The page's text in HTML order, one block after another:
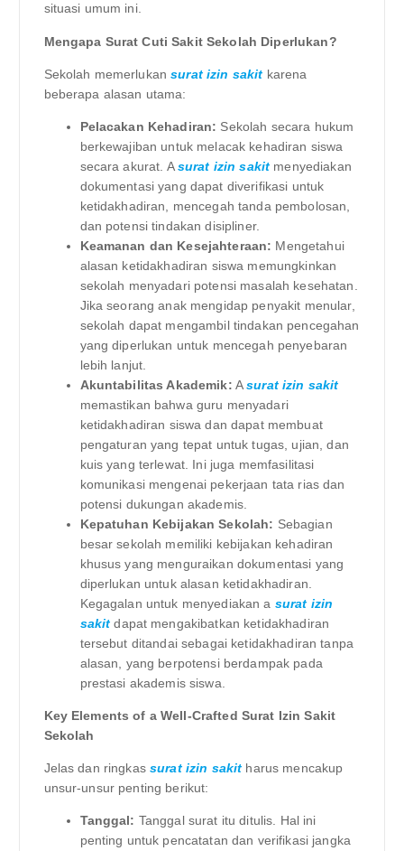
situasi umum ini.
Mengapa Surat Cuti Sakit Sekolah Diperlukan?
Sekolah memerlukansurat izin sakit karena
beberapa alasan utama:
Pelacakan Kehadiran: Sekolah secara hukum
berkewajiban untuk melacak kehadiran siswa
secara akurat. Asurat izin sakit menyediakan
dokumentasi yang dapat diverifikasi untuk
ketidakhadiran, mencegah tanda pembolosan,
dan potensi tindakan disipliner.
Keamanan dan Kesejahteraan: Mengetahui
alasan ketidakhadiran siswa memungkinkan
sekolah menyadari potensi masalah kesehatan.
Jika seorang anak mengidap penyakit menular,
sekolah dapat mengambil tindakan pencegahan
yang diperlukan untuk mencegah penyebaran
lebih lanjut.
Akuntabilitas Akademik: Asurat izin sakit
memastikan bahwa guru menyadari
ketidakhadiran siswa dan dapat membuat
pengaturan yang tepat untuk tugas, ujian, dan
kuis yang terlewat. Ini juga memfasilitasi
komunikasi mengenai pekerjaan tata rias dan
potensi dukungan akademis.
Kepatuhan Kebijakan Sekolah: Sebagian
besar sekolah memiliki kebijakan kehadiran
khusus yang menguraikan dokumentasi yang
diperlukan untuk alasan ketidakhadiran.
Kegagalan untuk menyediakan a surat izin
sakit dapat mengakibatkan ketidakhadiran
tersebut ditandai sebagai ketidakhadiran tanpa
alasan, yang berpotensi berdampak pada
prestasi akademis siswa.
Key Elements of a Well-Crafted Surat Izin Sakit
Sekolah
Jelas dan ringkassurat izin sakit harus mencakup
unsur-unsur penting berikut:
Tanggal: Tanggal surat itu ditulis. Hal ini
penting untuk pencatatan dan verifikasi jangka